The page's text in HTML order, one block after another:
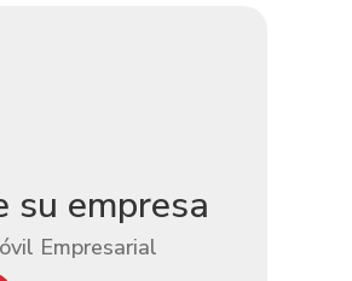
su empresa
Empresarial